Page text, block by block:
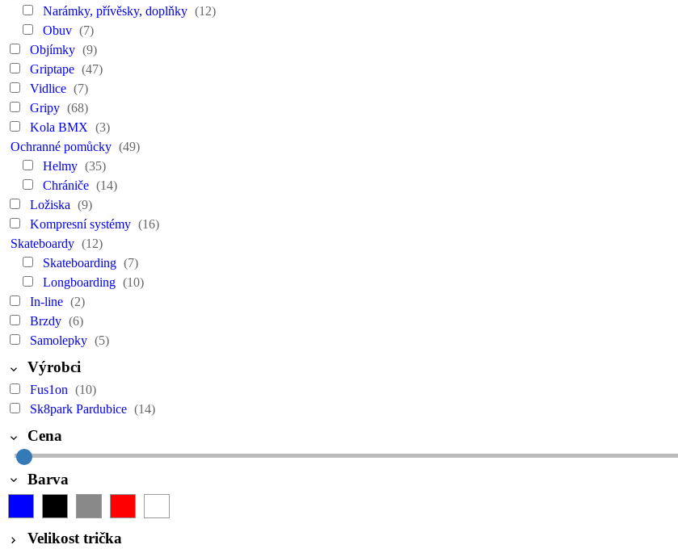
Narámky, přívěsky, doplňky (12)
Obuv (7)
Objímky (9)
Griptape (47)
Vidlice (7)
Gripy (68)
Kola BMX (3)
Ochranné pomůcky (49)
Helmy (35)
Chrániče (14)
Ložiska (9)
Kompresní systémy (16)
Skateboardy (12)
Skateboarding (7)
Longboarding (10)
In-line (2)
Brzdy (6)
Samolepky (5)
Výrobci
Fus1on (10)
Sk8park Pardubice (14)
Cena
Barva
Velikost trička